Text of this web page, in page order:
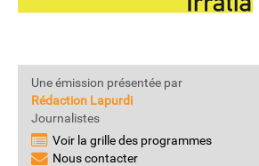
Une émission présentée par
Rédaction Lapurdi
Journalistes
Voir la grille des programmes
Nous contacter